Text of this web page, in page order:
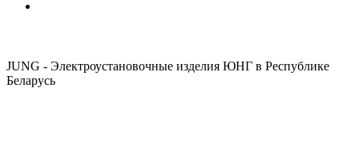
JUNG - Электроустановочные изделия ЮНГ в Республике
Беларусь